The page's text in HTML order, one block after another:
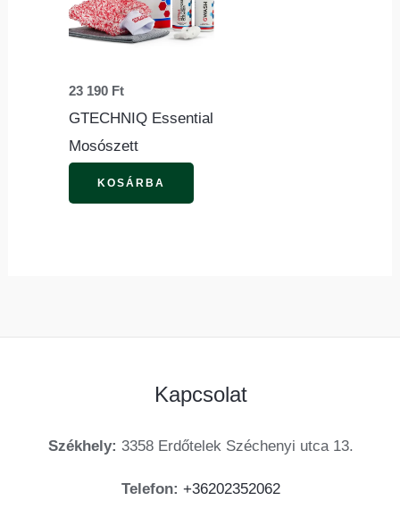
23 190 Ft
GTECHNIQ Essential
Mosószett
KOSÁRBA
Kapcsolat
Székhely: 3358 Erdőtelek Széchenyi utca 13.
Telefon: +36202352062